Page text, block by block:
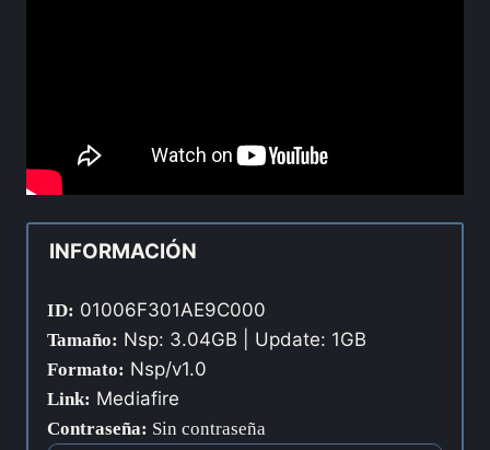
INFORMACIÓN
ID: 01006F301AE9C000
Tamaño: Nsp: 3.04GB | Update: 1GB
Formato: Nsp/v1.0
Link: Mediafire
Contraseña: Sin contraseña